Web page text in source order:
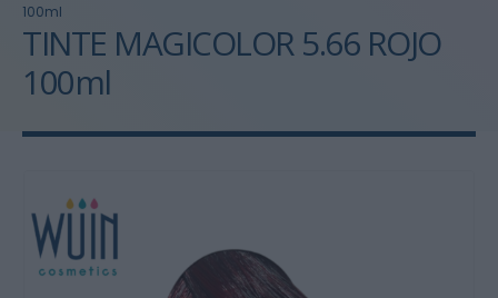
100ml
TINTE MAGICOLOR 5.66 ROJO
100ml